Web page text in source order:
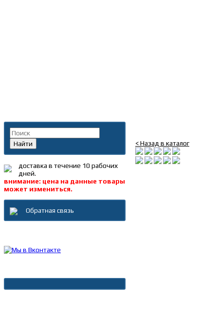
< Назад в каталог
Найти
доставка в течение 10 рабочих
дней.
внимание: цена на данные товары
может измениться.
Обратная связь